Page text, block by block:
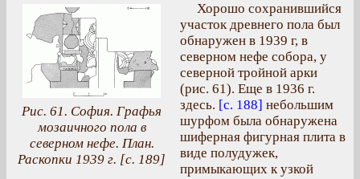
Рис. 61. София. Графья
мозаичного пола в
северном нефе. План.
Раскопки 1939 г. [с. 189]
Хорошо сохранившийся
участок древнего пола был
обнаружен в 1939 г, в
северном нефе собора, у
северной тройной арки
(рис. 61). Еще в 1936 г.
здесь. [с. 188] небольшим
шурфом была обнаружена
шиферная фигурная плита в
виде полудужек,
примыкающих к узкой